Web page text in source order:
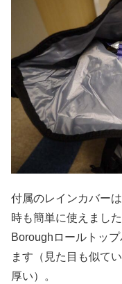
付属のレインカバー
時も簡単に使えまし
Boroughロールトッ
ます（見た目も似て
厚い）。